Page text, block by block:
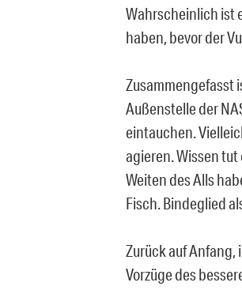
Wahrscheinlich ist
haben, bevor der
Zusammengefasst
Außenstelle der
eintauchen.
agieren. Wissen
Weiten des Alls
Fisch. Bindeglied
Zurück auf
Vorzüge des